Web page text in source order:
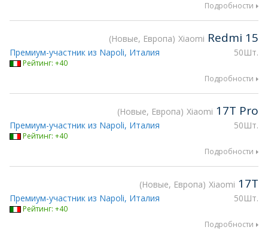
Подробности
Новые, Европа Xiaomi Redmi 15
50Шт.
Премиум-участник из Napoli, Италия
Рейтинг: +40
Подробности
Новые, Европа Xiaomi 17T Pro
50Шт.
Премиум-участник из Napoli, Италия
Рейтинг: +40
Подробности
Новые, Европа Xiaomi 17T
50Шт.
Премиум-участник из Napoli, Италия
Рейтинг: +40
Подробности